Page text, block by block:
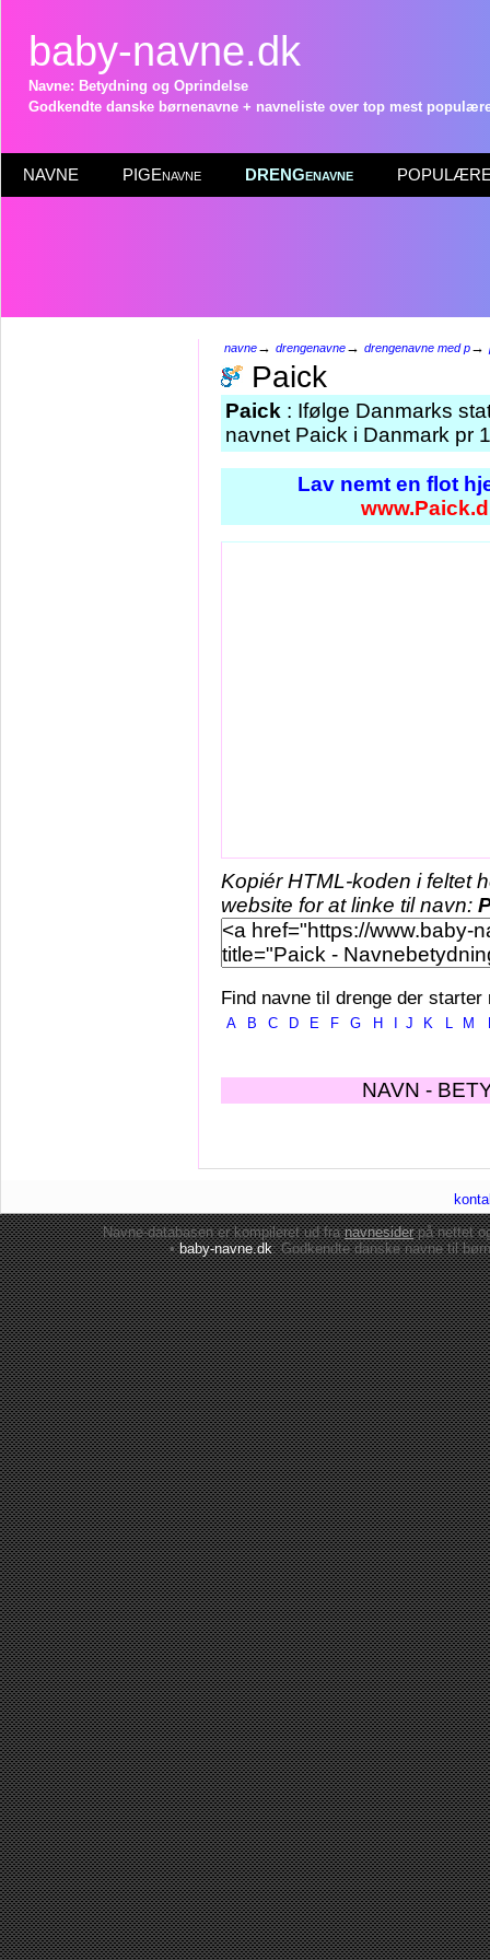
baby-navne.dk
Navne: Betydning og Oprindelse
Godkendte danske børnenavne + navneliste over top mest
NAVNE PIGEnavne DRENGenavne POPULÆRE
navne→ drengenavne→ drengenavne med p→
Paick
Paick : Ifølge Danmarks
navnet Paick i Danmark pr
Lav nemt en flot
Kopiér HTML-koden i feltet
website for at linke til navn:
Find navne til drenge der starter
A B C D E F G H J K L M
NAVN -
Navne-databasen er kompileret ud franavnesiderpå nettet
•baby-navne.dk: Godkendte danskenavne til børn